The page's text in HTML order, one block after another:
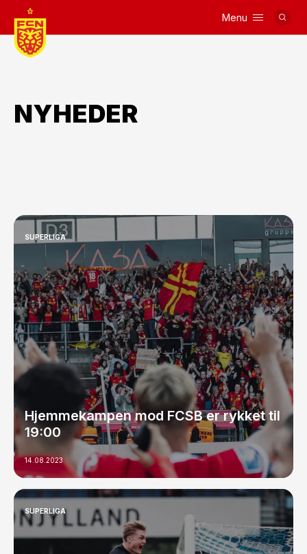
Menu
NYHEDER
SUPERLIGA
Hjemmekampen mod FCSB er rykket til
19:00
14.08.2023
SUPERLIGA